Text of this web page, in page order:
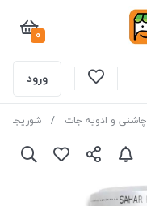
0
ورود
چاشنی و ادویه جات